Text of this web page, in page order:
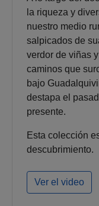
la riqueza y
nuestro medio
salpicados de
verdor de viñas
caminos que
bajo
destapa el
presente.
Esta colección
descubrimiento.
Ver el video